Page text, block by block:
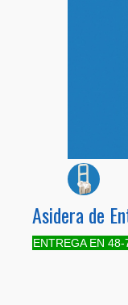
Asidera de
ENTREGA EN